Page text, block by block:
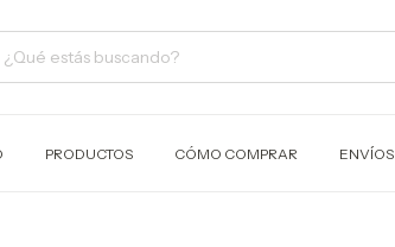
PRODUCTOS CÓMO COMPRAR ENVÍOS